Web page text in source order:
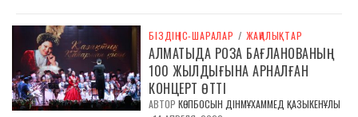
БІЗДІҢ ІС-ШАРАЛАР / ЖАҢАЛЫҚТАР
АЛМАТЫДА РОЗА БАҒЛАНОВАНЫҢ
100 ЖЫЛДЫҒЫНА АРНАЛҒАН
КОНЦЕРТ ӨТТІ
АВТОР КӨПБОСЫН ДІНМҰХАММЕД ҚАЗЫКЕНҰЛЫ